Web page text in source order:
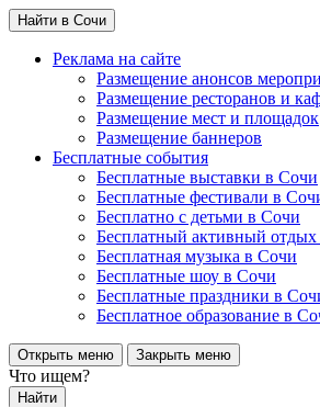
Найти в Сочи
Реклама на сайте
Размещение анонсов
Размещение ресторанов и
Размещение мест и площадок
Размещение баннеров
Бесплатные события
Бесплатные выставки в Сочи
Бесплатные фестивали в
Бесплатно с детьми в Сочи
Бесплатный активный
Бесплатная музыка в Сочи
Бесплатные шоу в Сочи
Бесплатные праздники в
Бесплатное образование в
Открыть меню Закрыть меню
Что ищем?
Найти